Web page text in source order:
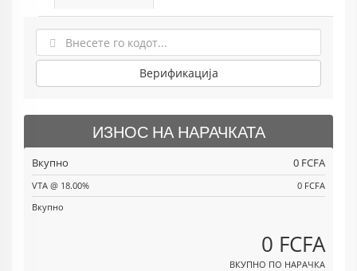
Верификација
ИЗНОС НА НАРАЧКАТА
Вкупно 0 FCFA
VTA @ 18.00%
0 FCFA
Вкупно
0 FCFA
ВКУПНО ПО НАРАЧКА